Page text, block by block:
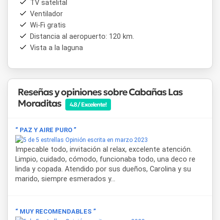
actividades al aire libre y visitas al centro comercial de la
ciudad, combinando naturaleza y servicios urbanos en una
propuesta pensada para el descanso en pareja.
TV satelital
Ventilador
Wi-Fi gratis
Distancia al aeropuerto: 120 km.
Vista a la laguna
Reseñas y opiniones sobre Cabañas Las
Moraditas
4.8 / Excelente!
“ PAZ Y AIRE PURO ”
Opinión escrita en marzo 2023
Impecable todo, invitación al relax, excelente atención.
Limpio, cuidado, cómodo, funcionaba todo, una deco re
linda y copada. Atendido por sus dueños, Carolina y su
marido, siempre esmerados y...
“ MUY RECOMENDABLES ”